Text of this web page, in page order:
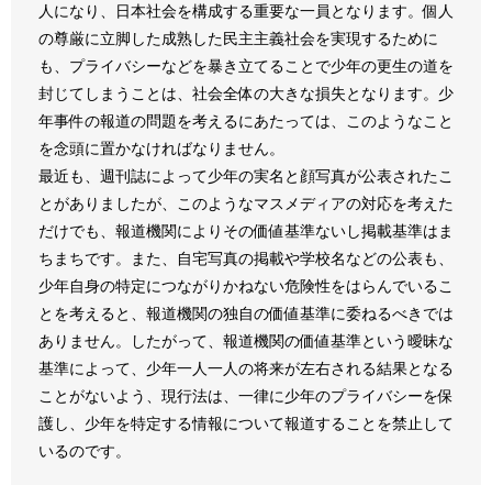
人になり、日本社会を構成する重要な一員となります。個人
の尊厳に立脚した成熟した民主主義社会を実現するために
も、プライバシーなどを暴き立てることで少年の更生の道を
封じてしまうことは、社会全体の大きな損失となります。少
年事件の報道の問題を考えるにあたっては、このようなこと
を念頭に置かなければなりません。
最近も、週刊誌によって少年の実名と顔写真が公表されたこ
とがありましたが、このようなマスメディアの対応を考えた
だけでも、報道機関によりその価値基準ないし掲載基準はま
ちまちです。また、自宅写真の掲載や学校名などの公表も、
少年自身の特定につながりかねない危険性をはらんでいるこ
とを考えると、報道機関の独自の価値基準に委ねるべきでは
ありません。したがって、報道機関の価値基準という曖昧な
基準によって、少年一人一人の将来が左右される結果となる
ことがないよう、現行法は、一律に少年のプライバシーを保
護し、少年を特定する情報について報道することを禁止して
いるのです。